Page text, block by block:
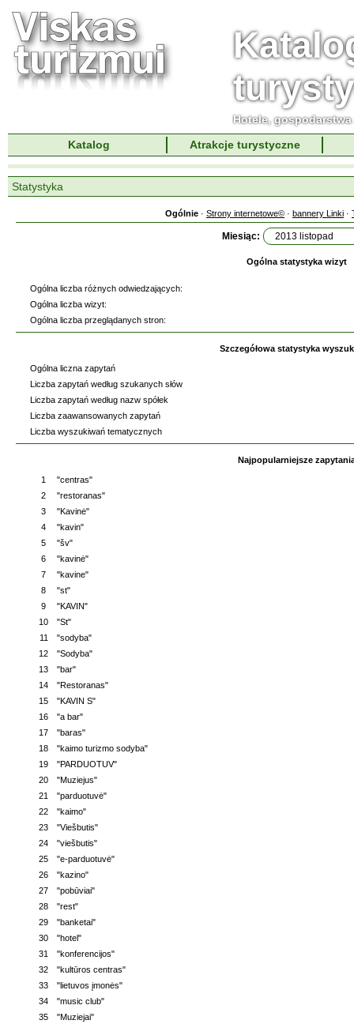
Hotele,
Katalog
Atrakcje turystyczne
Statystyka
Ogólnie · Strony internetowe© · bannery Linki ·
Miesiąc:
Ogólna statystyka wizyt
Ogólna liczba różnych odwiedzających:
Ogólna liczba wizyt:
Ogólna liczba przeglądanych stron:
Szczegółowa statystyka
Ogólna liczna zapytań
Liczba zapytań według szukanych słów
Liczba zapytań według nazw spółek
Liczba zaawansowanych zapytań
Liczba wyszukiwań tematycznych
Najpopularniejsze
1
"centras"
2
"restoranas"
3
"Kavinė"
4
"kavin"
5
"šv"
6
"kavinė"
7
"kavine"
8
"st"
9
"KAVIN"
10
"St"
11
"sodyba"
12
"Sodyba"
13
"bar"
14
"Restoranas"
15
"KAVIN S"
16
"a bar"
17
"baras"
18
"kaimo turizmo sodyba"
19
"PARDUOTUV"
20
"Muziejus"
21
"parduotuvė"
22
"kaimo"
23
"Viešbutis"
24
"viešbutis"
25
"e-parduotuvė"
26
"kazino"
27
"pobūviai"
28
"rest"
29
"banketai"
30
"hotel"
31
"konferencijos"
32
"kultūros centras"
33
"lietuvos įmonės"
34
"music club"
35
"Muziejai"